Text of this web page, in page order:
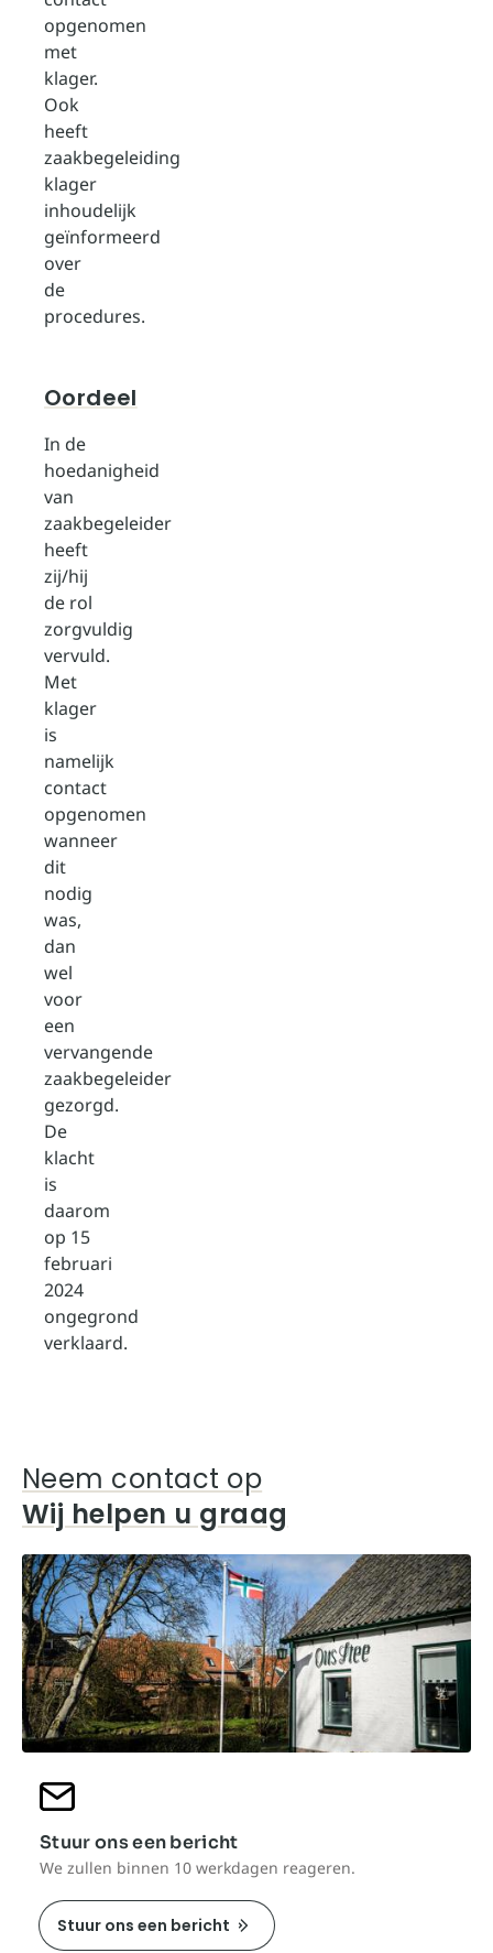
opgenomen
met
klager.
Ook
heeft
zaakbegeleiding
klager
inhoudelijk
geïnformeerd
over
de
procedures.
Oordeel
In de
hoedanigheid
van
zaakbegeleider
heeft
zij/hij
de rol
zorgvuldig
vervuld.
Met
klager
is
namelijk
contact
opgenomen
wanneer
dit
nodig
was,
dan
wel
voor
een
vervangende
zaakbegeleider
gezorgd.
De
klacht
is
daarom
op 15
februari
2024
ongegrond
verklaard.
Neem contact op
Wij helpen u graag
Stuur ons een bericht
We zullen binnen 10 werkdagen reageren.
Stuur ons een bericht